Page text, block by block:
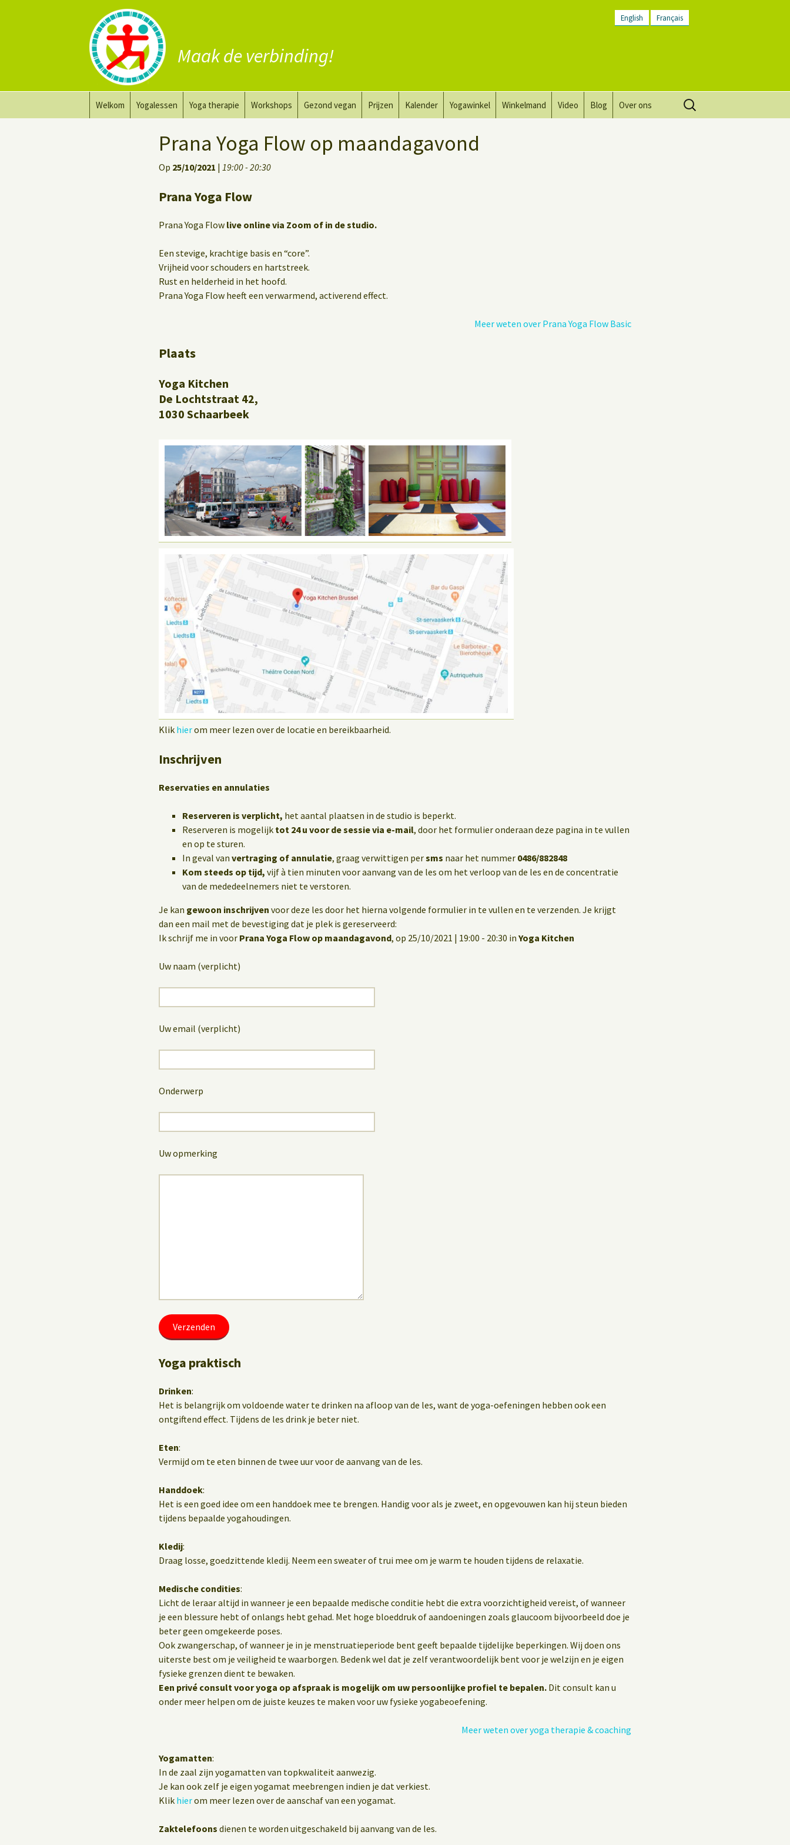
English Français
Maak de verbinding!
Welkom Yogalessen
Yoga op het werk
Yoga therapie
Yoga voor heling
Workshops
Naaktyoga voor mannen
Gezond vegan
Vervang zuivel
Prijzen Kalender Yogawinkel Winkelmand Video Blog Over ons
Zoeken
naar:
Prana Yoga Flow op maandagavond
Op 25/10/2021 | 19:00 - 20:30
Prana Yoga Flow
Prana Yoga Flow live online via Zoom of in de studio.
Een stevige, krachtige basis en “core”.
Vrijheid voor schouders en hartstreek.
Rust en helderheid in het hoofd.
Prana Yoga Flow heeft een verwarmend, activerend effect.
Meer weten over Prana Yoga Flow Basic
Plaats
Yoga Kitchen
De Lochtstraat 42,
1030 Schaarbeek
Klik hierom meer lezen over de locatie en bereikbaarheid.
Inschrijven
Reservaties en annulaties
Reserveren is verplicht, het aantal plaatsen in de studio is beperkt.
Reserveren is mogelijk tot 24 u voor de sessie via e-mail, door het formulier onderaan deze pagina in te vullen
en op te sturen.
In geval van vertraging of annulatie, graag verwittigen persms naar het nummer 0486/882848
Kom steeds op tijd, vijf à tien minuten voor aanvang van de les om het verloop van de les en de concentratie
van de mededeelnemers niet te verstoren.
Je kan gewoon inschrijven voor deze les door het hierna volgende formulier in te vullen en te verzenden. Je krijgt
dan een mail met de bevestiging dat je plek is gereserveerd:
Ik schrijf me in voor Prana Yoga Flow op maandagavond, op 25/10/2021 | 19:00 - 20:30 in Yoga Kitchen
Uw naam (verplicht)
Uw email (verplicht)
Onderwerp
Uw opmerking
Yoga praktisch
Drinken:
Het is belangrijk om voldoende water te drinken na afloop van de les, want de yoga-oefeningen hebben ook een
ontgiftend effect. Tijdens de les drink je beter niet.
Eten:
Vermijd om te eten binnen de twee uur voor de aanvang van de les.
Handdoek:
Het is een goed idee om een handdoek mee te brengen. Handig voor als je zweet, en opgevouwen kan hij steun bieden
tijdens bepaalde yogahoudingen.
Kledij:
Draag losse, goedzittende kledij. Neem een sweater of trui mee om je warm te houden tijdens de relaxatie.
Medische condities:
Licht de leraar altijd in wanneer je een bepaalde medische conditie hebt die extra voorzichtigheid vereist, of wanneer
je een blessure hebt of onlangs hebt gehad. Met hoge bloeddruk of aandoeningen zoals glaucoom bijvoorbeeld doe je
beter geen omgekeerde poses.
Ook zwangerschap, of wanneer je in je menstruatieperiode bent geeft bepaalde tijdelijke beperkingen. Wij doen ons
uiterste best om je veiligheid te waarborgen. Bedenk wel dat je zelf verantwoordelijk bent voor je welzijn en je eigen
fysieke grenzen dient te bewaken.
Een privé consult voor yoga op afspraak is mogelijk om uw persoonlijke profiel te bepalen. Dit consult kan u
onder meer helpen om de juiste keuzes te maken voor uw fysieke yogabeoefening.
Meer weten over yoga therapie & coaching
Yogamatten:
In de zaal zijn yogamatten van topkwaliteit aanwezig.
Je kan ook zelf je eigen yogamat meebrengen indien je dat verkiest.
Klik hierom meer lezen over de aanschaf van een yogamat.
Zaktelefoons dienen te worden uitgeschakeld bij aanvang van de les.